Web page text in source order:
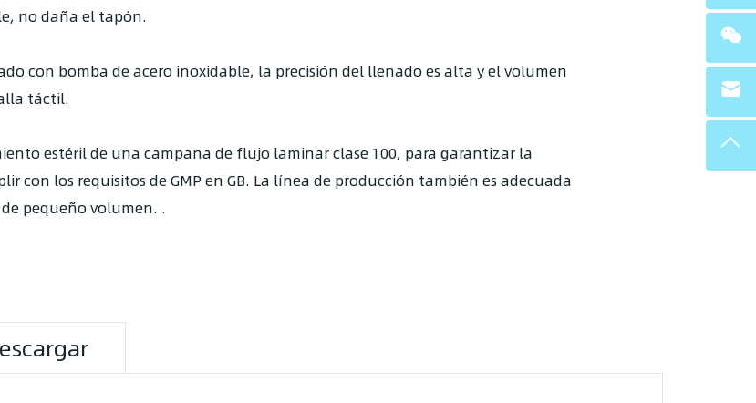
no daña el tapón.
con bomba de acero inoxidable, la precisión del llenado es alta y el volumen
táctil.
estéril de una campana de flujo laminar clase 100, para garantizar la
con los requisitos de GMP en GB. La línea de producción también es adecuada
pequeño volumen. .